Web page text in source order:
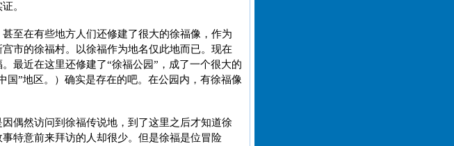
。
至在有些地方人们还修建了很大的徐福像，作为
市的徐福村。以徐福作为地名仅此地而已。现在
最近在这里还修建了“徐福公园”，成了一个很大的
”地区。）确实是存在的吧。在公园内，有徐福像
偶然访问到徐福传说地，到了这里之后才知道徐
特意前来拜访的人却很少。但是徐福是位冒险